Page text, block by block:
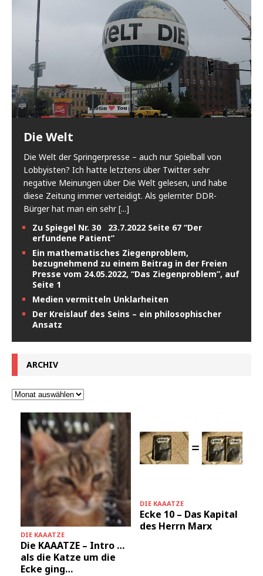
Die Welt
Die Welt der Springerpresse – auch nur Spielball von
Lobbyisten? Ich hatte letztens über Twitter sehr
negative Meinungen über Die Welt gelesen, und habe
diese Zeitung immer verteidigt. Als gelernter DDR-
Bürger hat man ein sehr[...]
Zu Spiegel Nr. 30 23.7.2022 Seite 67 “Der
erfundene Patient”
Ein mathematisches Ziegenproblem,
bezugnehmend zu einem Beitrag in der Freien
Presse vom 24.05.2022, “Das Ziegenproblem”, auf
Seite 1
Medien vermitteln Unklarheiten
Der Kreislauf des Seins – ein philosophischer
Ansatz
ARCHIV
DIE KAAATZE
Die KAAATZE – Intro …
als die Katze um die
Ecke ging…
DIE KAAATZE
Ecke 10 – Das Kapital
des Herrn Marx